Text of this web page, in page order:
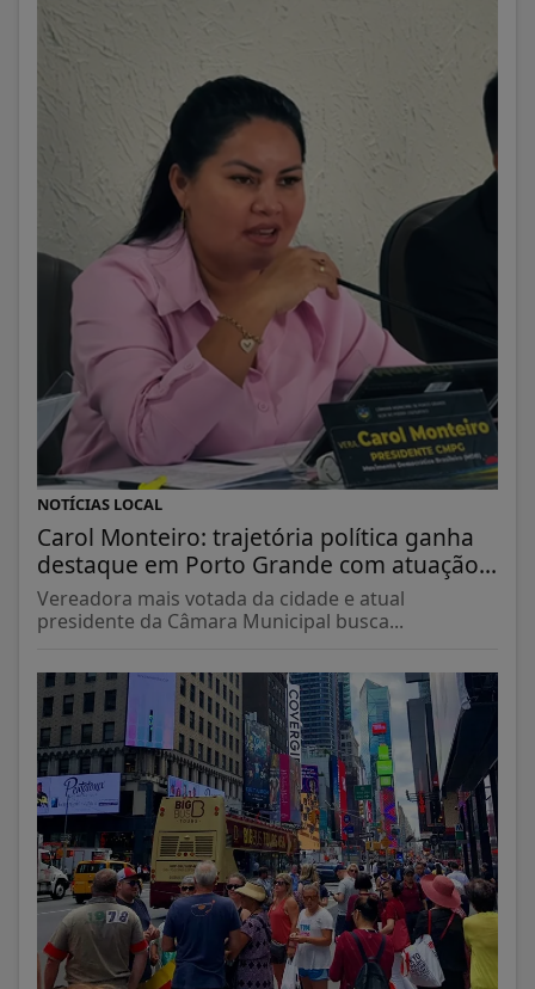
NOTÍCIAS LOCAL
Carol Monteiro: trajetória política ganha
destaque em Porto Grande com atuação...
Vereadora mais votada da cidade e atual
presidente da Câmara Municipal busca...